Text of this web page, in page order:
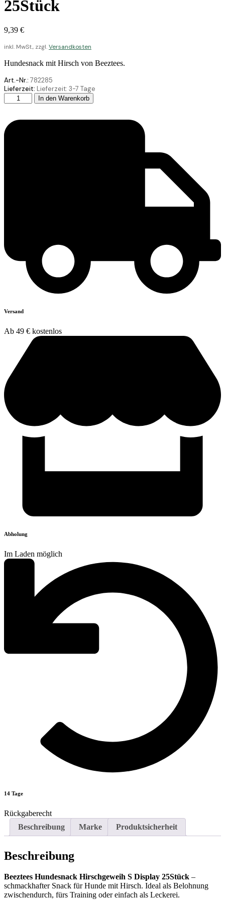
25Stück
9,39 €
inkl. MwSt., zzgl.Versandkosten
Hundesnack mit Hirsch von Beeztees.
Art.-Nr.: 782285
Lieferzeit: Lieferzeit: 3-7 Tage
Beeztees
Hundesnack
S
Display
In den Warenkorb
Versand
Ab 49 € kostenlos
Abholung
Im Laden möglich
14 Tage
Rückgaberecht
Beschreibung
Marke Produktsicherheit
Beschreibung
Beeztees Hundesnack Hirschgeweih S Display 25Stück –
schmackhafter Snack für Hunde mit Hirsch. Ideal als Belohnung
zwischendurch, fürs Training oder einfach als Leckerei.